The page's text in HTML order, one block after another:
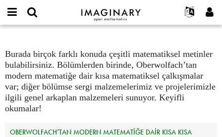
IMAGINARY
open
Deutsch
한국어
Español
Galeriler
Etkileşimli
Filmler
Sergiler
Katılım
İletişim
or
username
*
Parola
*
Metinler
Burada birçok farklı konuda çeşitli matematiksel metinler
bulabilirsiniz. Bölümlerden birinde, Oberwolfach’tan
modern matematiğe dair kısa matematiksel çalkışmalar
var; diğer bölümse sergi malzemelerimiz ve projelerimizle
ilgili genel arkaplan malzemeleri sunuyor. Keyifli
okumalar!
OBERWOLFACH’TAN MODERN MATEMATİĞE DAİR KISA KISA